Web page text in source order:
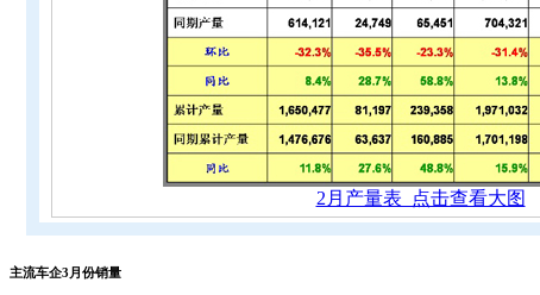
2月产量表 点击查看大图
主流车企3月份销量